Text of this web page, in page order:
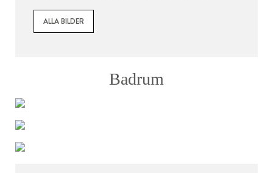
ALLA BILDER
Badrum